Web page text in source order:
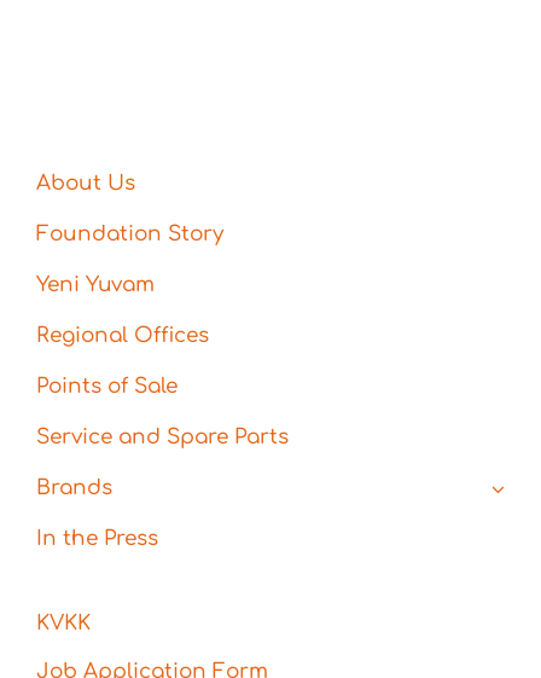
About Us
Foundation Story
Yeni Yuvam
Regional Offices
Points of Sale
Service and Spare Parts
Brands
In the Press
KVKK
Job Application Form